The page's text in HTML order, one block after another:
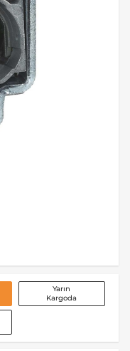
Yarın
Kargoda